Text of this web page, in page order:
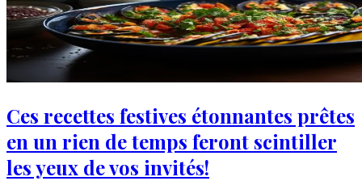
Ces recettes festives étonnantes prêtes
en un rien de temps feront scintiller
les yeux de vos invités!